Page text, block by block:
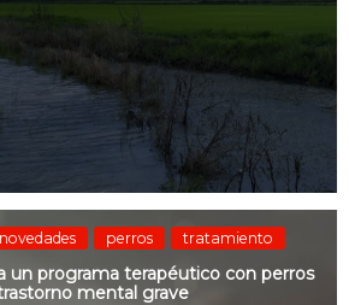
novedades perros tratamiento
un programa terapéutico con perros
mental grave